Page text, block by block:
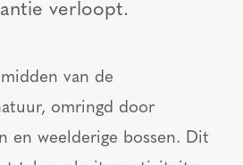
verloopt.
van de
omringd door
en weelderige bossen. Dit